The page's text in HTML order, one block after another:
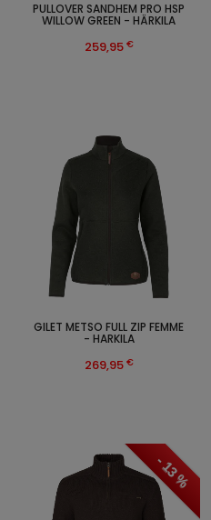
- 13 %
GILET METSO FULL ZIP FEMME
- HARKILA
269,95 €
PULLOVER SANDHEM PRO HSP
WILLOW GREEN - HÄRKILA
259,95 €